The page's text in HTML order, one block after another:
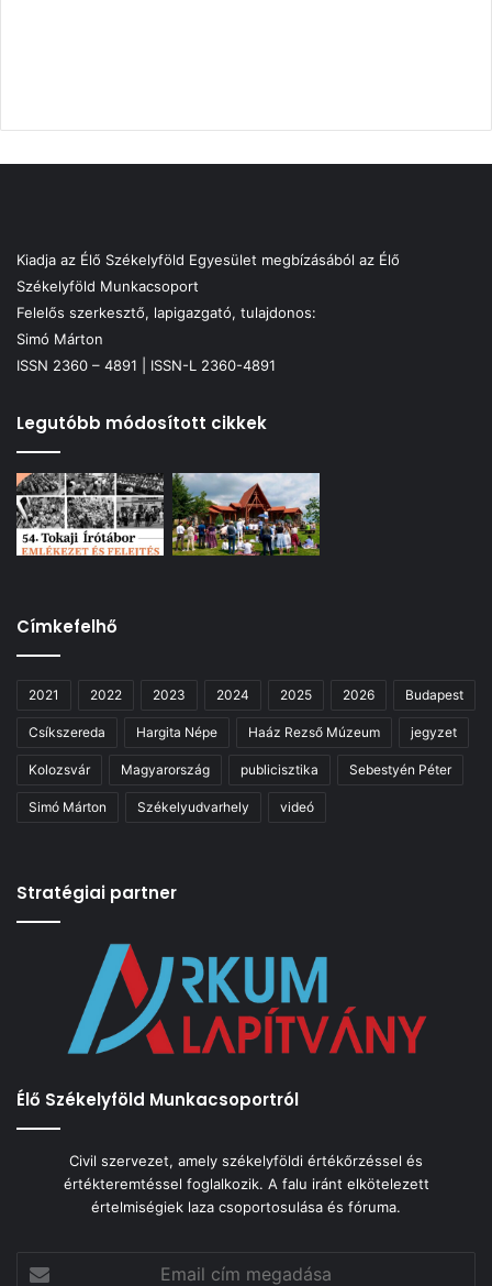
Kiadja az Élő Székelyföld Egyesület megbízásából az Élő
Székelyföld Munkacsoport
Felelős szerkesztő, lapigazgató, tulajdonos:
Simó Márton
ISSN 2360 – 4891 | ISSN-L 2360-4891
Legutóbb módosított cikkek
Címkefelhő
2021 2022 2023 2024 2025 2026 Budapest
Csíkszereda Hargita Népe Haáz Rezső Múzeum jegyzet
Kolozsvár Magyarország publicisztika Sebestyén Péter
Simó Márton Székelyudvarhely videó
Stratégiai partner
Élő Székelyföld Munkacsoportról
Civil szervezet, amely székelyföldi értékőrzéssel és
értékteremtéssel foglalkozik. A falu iránt elkötelezett
értelmiségiek laza csoportosulása és fóruma.